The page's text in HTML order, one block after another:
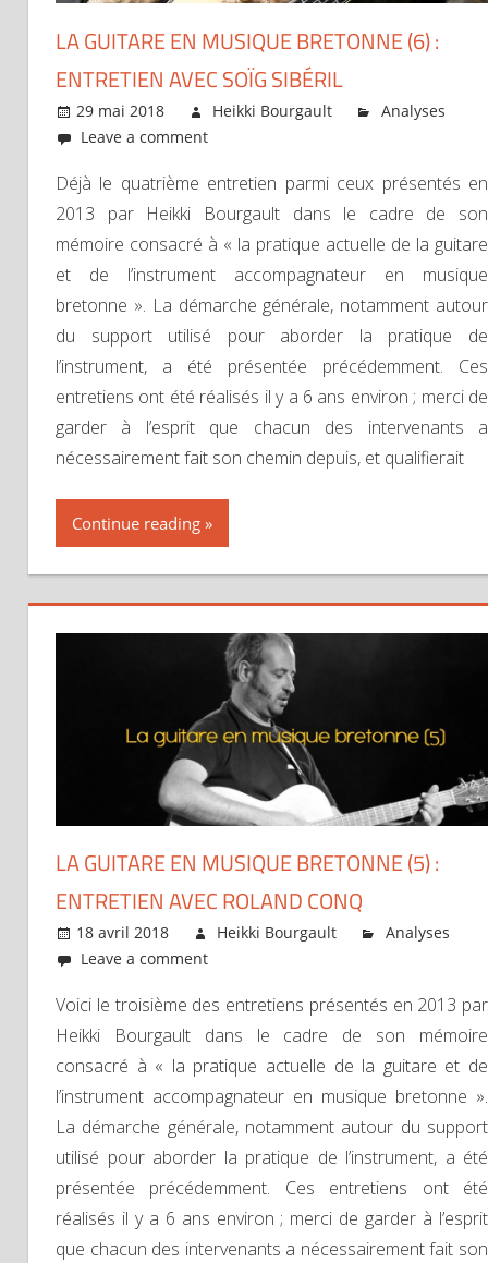
LA GUITARE EN MUSIQUE BRETONNE (6) :
ENTRETIEN AVEC SOÏG SIBÉRIL
29 mai 2018 Heikki Bourgault
Analyses
Leave a comment
Déjà le quatrième entretien parmi ceux présentés en
2013 par Heikki Bourgault dans le cadre de son
mémoire consacré à « la pratique actuelle de la guitare
et de l’instrument accompagnateur en musique
bretonne ». La démarche générale, notamment autour
du support utilisé pour aborder la pratique de
l’instrument, a été présentée précédemment. Ces
entretiens ont été réalisés il y a 6 ans environ ; merci de
garder à l’esprit que chacun des intervenants a
nécessairement fait son chemin depuis, et qualifierait
Continue reading
LA GUITARE EN MUSIQUE BRETONNE (5) :
ENTRETIEN AVEC ROLAND CONQ
18 avril 2018 Heikki Bourgault
Analyses
Leave a comment
Voici le troisième des entretiens présentés en 2013 par
Heikki Bourgault dans le cadre de son mémoire
consacré à « la pratique actuelle de la guitare et de
l’instrument accompagnateur en musique bretonne ».
La démarche générale, notamment autour du support
utilisé pour aborder la pratique de l’instrument, a été
présentée précédemment. Ces entretiens ont été
réalisés il y a 6 ans environ ; merci de garder à l’esprit
que chacun des intervenants a nécessairement fait son